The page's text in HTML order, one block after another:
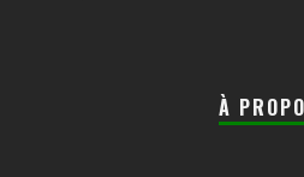
À